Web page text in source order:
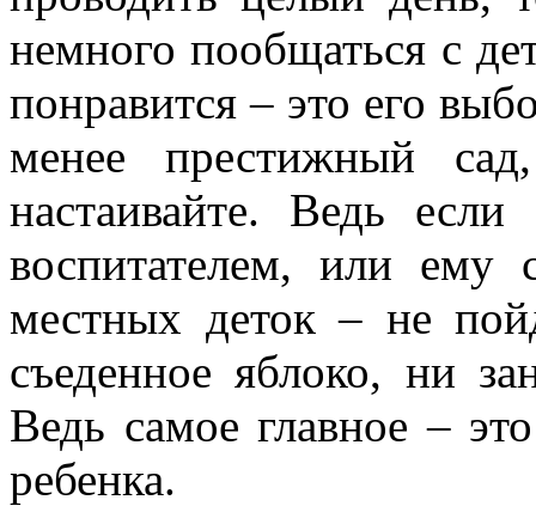
немного пообщаться с
понравится – это его
менее престижный
настаивайте. Ведь
воспитателем, или ему
местных деток – не
съеденное яблоко, ни
Ведь самое главное –
ребенка.